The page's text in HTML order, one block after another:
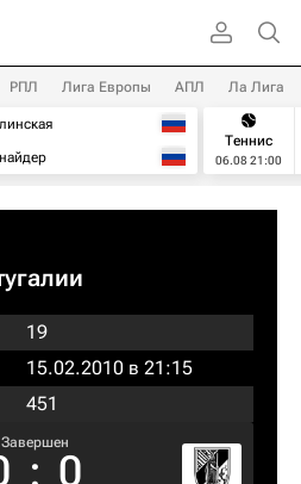
РПЛ Лига Европы АПЛ Ла Лига
Теннис
06.08 21:00
19
15.02.2010 в 21:15
451
Завершен
: 0